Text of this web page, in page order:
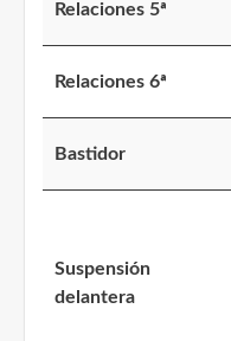
Relaciones 5ª
Relaciones 6ª
Bastidor
Suspensión
delantera